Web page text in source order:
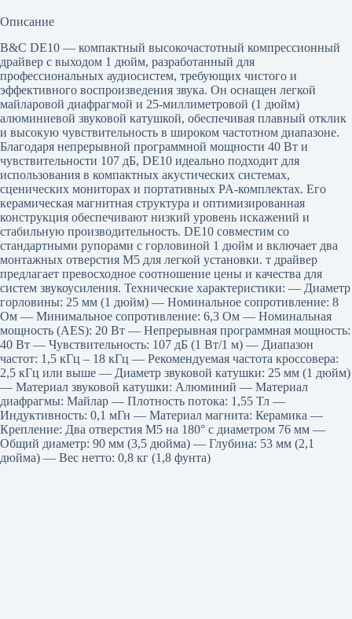
Описание
B&C DE10 — компактный высокочастотный компрессионный
драйвер с выходом 1 дюйм, разработанный для
профессиональных аудиосистем, требующих чистого и
эффективного воспроизведения звука. Он оснащен легкой
майларовой диафрагмой и 25-миллиметровой (1 дюйм)
алюминиевой звуковой катушкой, обеспечивая плавный отклик
и высокую чувствительность в широком частотном диапазоне.
Благодаря непрерывной программной мощности 40 Вт и
чувствительности 107 дБ, DE10 идеально подходит для
использования в компактных акустических системах,
сценических мониторах и портативных PA-комплектах. Его
керамическая магнитная структура и оптимизированная
конструкция обеспечивают низкий уровень искажений и
стабильную производительность. DE10 совместим со
стандартными рупорами с горловиной 1 дюйм и включает два
монтажных отверстия M5 для легкой установки. т драйвер
предлагает превосходное соотношение цены и качества для
систем звукоусиления. Технические характеристики: — Диаметр
горловины: 25 мм (1 дюйм) — Номинальное сопротивление: 8
Ом — Минимальное сопротивление: 6,3 Ом — Номинальная
мощность (AES): 20 Вт — Непрерывная программная мощность:
40 Вт — Чувствительность: 107 дБ (1 Вт/1 м) — Диапазон
частот: 1,5 кГц – 18 кГц — Рекомендуемая частота кроссовера:
2,5 кГц или выше — Диаметр звуковой катушки: 25 мм (1 дюйм)
— Материал звуковой катушки: Алюминий — Материал
диафрагмы: Майлар — Плотность потока: 1,55 Тл —
Индуктивность: 0,1 мГн — Материал магнита: Керамика —
Крепление: Два отверстия M5 на 180° с диаметром 76 мм —
Общий диаметр: 90 мм (3,5 дюйма) — Глубина: 53 мм (2,1
дюйма) — Вес нетто: 0,8 кг (1,8 фунта)